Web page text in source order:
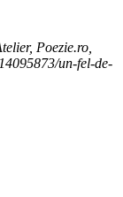
Poezie.ro,
un-fel-de-